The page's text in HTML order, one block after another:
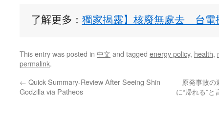
了解更多 ： 獨家揭露】核廢無處去　台電
This entry was posted in 中文 and tagged energy policy, health,
permalink.
← Quick Summary-Review After Seeing Shin
Godzilla via Patheos
原発事故
に“帰れる”